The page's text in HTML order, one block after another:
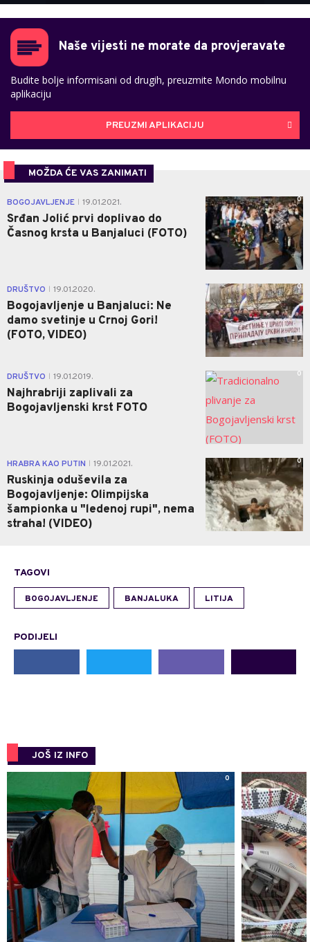
Naše vijesti ne morate da provjeravate
Budite bolje informisani od drugih, preuzmite Mondo mobilnu
aplikaciju
PREUZMI APLIKACIJU
MOŽDA ĆE VAS ZANIMATI
BOGOJAVLJENJE 19.01.2021.
Srđan Jolić prvi doplivao do
Časnog krsta u Banjaluci (FOTO)
0
DRUŠTVO 19.01.2020.
Bogojavljenje u Banjaluci: Ne
damo svetinje u Crnoj Gori!
(FOTO, VIDEO)
0
DRUŠTVO 19.01.2019.
Najhrabriji zaplivali za
Bogojavljenski krst FOTO
0
HRABRA KAO PUTIN 19.01.2021.
Ruskinja oduševila za
Bogojavljenje: Olimpijska
šampionka u "ledenoj rupi", nema
straha! (VIDEO)
0
TAGOVI
BOGOJAVLJENJE BANJALUKA LITIJA
PODIJELI
JOŠ IZ INFO
0